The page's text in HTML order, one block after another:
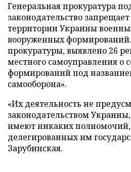
Генеральная прокуратура
законодательство
территории Украины
вооруженных
прокуратуры, выявлено 26
местного самоуправления о
формирований под
самооборона».
«Их деятельность не
законодательством
имеют никаких полномочий,
делегированных им
Зарубинская.